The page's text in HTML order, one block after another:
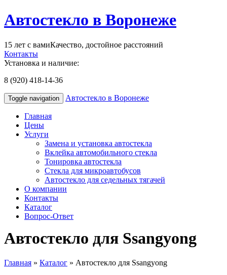
Автостекло в Воронеже
15 лет с вамиКачество, достойное расстояний
Контакты
Установка и наличие:
8 (920) 418-14-36
Toggle navigation Автостекло в Воронеже
Главная
Цены
Услуги
Замена и установка автостекла
Вклейка автомобильного стекла
Тонировка автостекла
Стекла для микроавтобусов
Автостекло для седельных тягачей
О компании
Контакты
Каталог
Вопрос-Ответ
Автостекло для Ssangyong
Главная » Каталог » Автостекло для Ssangyong